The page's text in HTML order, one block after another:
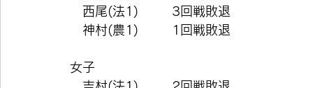
西尾(法1)        3回戦敗退
神村(農1)        1回戦敗退
女子